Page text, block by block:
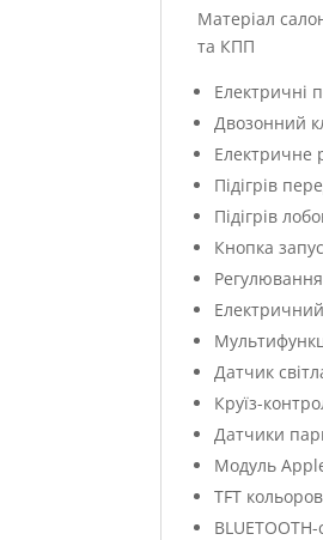
Матеріал
та КПП
Електричні
Двозонний
Електричне
Підігрів
Підігрів
Кнопка
Датчик
Круїз-
Датчики
Модуль
TFT